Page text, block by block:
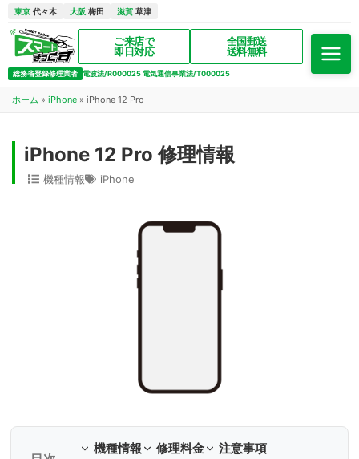
東京 代々木 大阪 梅田 滋賀 草津
ご来店で
即日対応
全国郵送
送料無料
総務省登録修理業者 電波法/R000025 電気通信事業法/T000025
ホーム » iPhone » iPhone 12 Pro
iPhone 12 Pro 修理情報
機種情報 iPhone
機種情報 修理料金
注意事項